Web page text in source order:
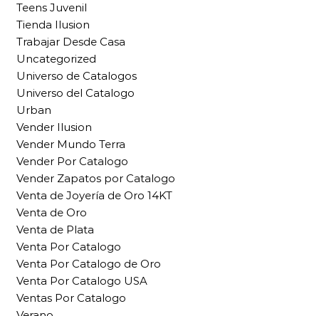
Teens Juvenil
Tienda Ilusion
Trabajar Desde Casa
Uncategorized
Universo de Catalogos
Universo del Catalogo
Urban
Vender Ilusion
Vender Mundo Terra
Vender Por Catalogo
Vender Zapatos por Catalogo
Venta de Joyería de Oro 14KT
Venta de Oro
Venta de Plata
Venta Por Catalogo
Venta Por Catalogo de Oro
Venta Por Catalogo USA
Ventas Por Catalogo